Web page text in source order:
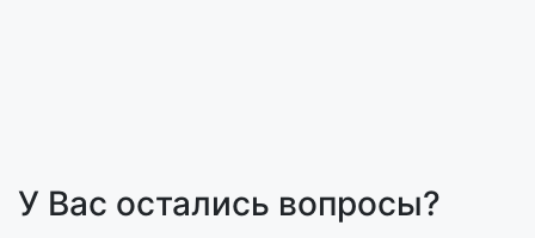
У Вас остались вопросы?